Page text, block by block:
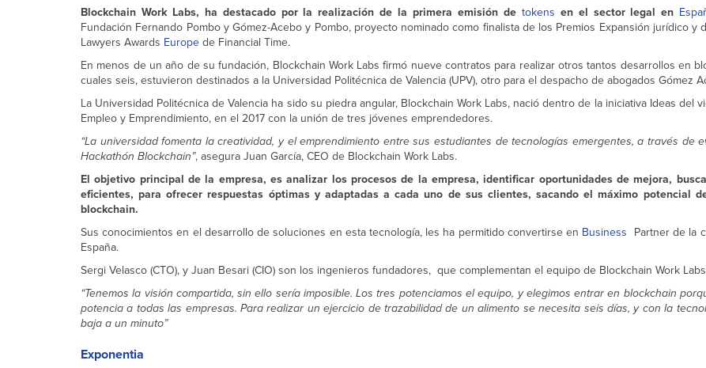
Blockchain Work Labs, ha destacado por la realización de la primera emisión de tokens en el sector legal en
Fundación Fernando Pombo y Gómez-Acebo y Pombo, proyecto nominado como finalista de los Premios Expansión jurídico y
Lawyers Awards Europe de Financial Time.
En menos de un año de su fundación, Blockchain Work Labs firmó nueve contratos para realizar otros tantos desarrollos en
cuales seis, estuvieron destinados a la Universidad Politécnica de Valencia (UPV), otro para el despacho de abogados Gómez
La Universidad Politécnica de Valencia ha sido su piedra angular, Blockchain Work Labs, nació dentro de la iniciativa Ideas del
Empleo y Emprendimiento, en el 2017 con la unión de tres jóvenes emprendedores.
“La universidad fomenta la creatividad, y el emprendimiento entre sus estudiantes de tecnologías emergentes, a través de
Hackathón Blockchain”, asegura Juan García, CEO de Blockchain Work Labs.
El objetivo principal de la empresa, es analizar los procesos de la empresa, identificar oportunidades de mejora,
eficientes, para ofrecer respuestas óptimas y adaptadas a cada uno de sus clientes, sacando el máximo potencial
blockchain.
Sus conocimientos en el desarrollo de soluciones en esta tecnología, les ha permitido convertirse en Business Partner de la
España.
Sergi Velasco (CTO), y Juan Besari (CIO) son los ingenieros fundadores, que complementan el equipo de Blockchain Work
“Tenemos la visión compartida, sin ello sería imposible. Los tres potenciamos el equipo, y elegimos entrar en blockchain
potencia a todas las empresas. Para realizar un ejercicio de trazabilidad de un alimento se necesita seis días, y con la
baja a un minuto”
Exponentia